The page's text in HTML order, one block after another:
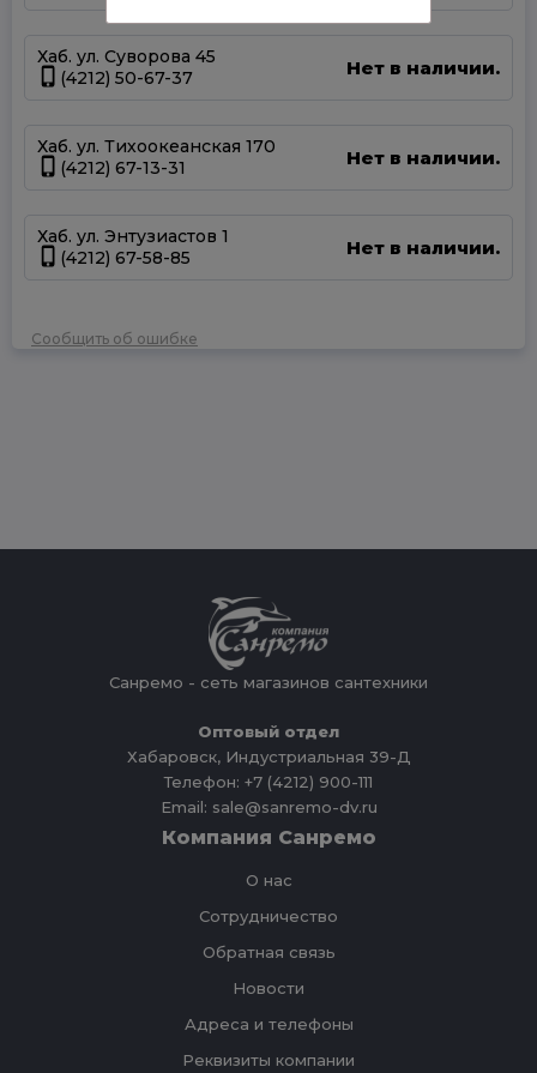
Хаб. ул. Суворова 45
(4212) 50-67-37
Нет в наличии.
Хаб. ул. Тихоокеанская 170
(4212) 67-13-31
Нет в наличии.
Хаб. ул. Энтузиастов 1
(4212) 67-58-85
Нет в наличии.
Сообщить об ошибке
Санремо - сеть магазинов сантехники
Оптовый отдел
Хабаровск, Индустриальная 39-Д
Телефон: +7 (4212) 900-111
Email: sale@sanremo-dv.ru
Компания Санремо
О нас
Сотрудничество
Обратная связь
Новости
Адреса и телефоны
Реквизиты компании